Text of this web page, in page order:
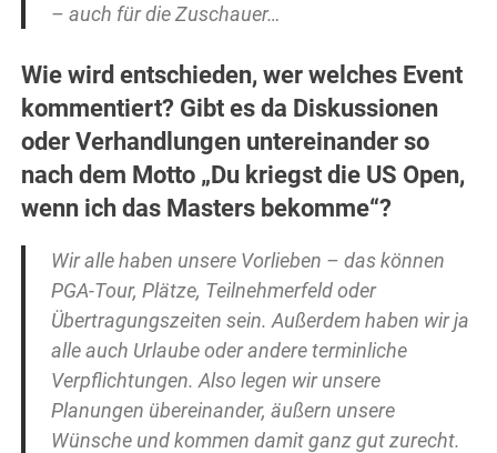
– auch für die Zuschauer…
Wie wird entschieden, wer welches Event
kommentiert? Gibt es da Diskussionen
oder Verhandlungen untereinander so
nach dem Motto „Du kriegst die US Open,
wenn ich das Masters bekomme“?
Wir alle haben unsere Vorlieben – das können
PGA-Tour, Plätze, Teilnehmerfeld oder
Übertragungszeiten sein. Außerdem haben wir ja
alle auch Urlaube oder andere terminliche
Verpflichtungen. Also legen wir unsere
Planungen übereinander, äußern unsere
Wünsche und kommen damit ganz gut zurecht.